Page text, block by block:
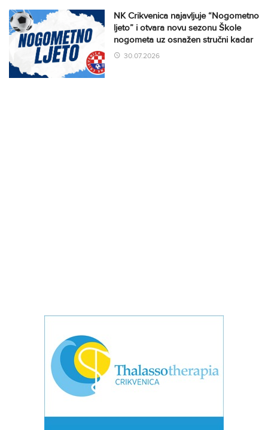
NK Crikvenica najavljuje “Nogometno
ljeto” i otvara novu sezonu Škole
nogometa uz osnažen stručni kadar
30.07.2026